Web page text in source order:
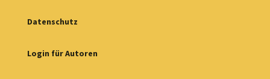
Datenschutz
Login für Autoren